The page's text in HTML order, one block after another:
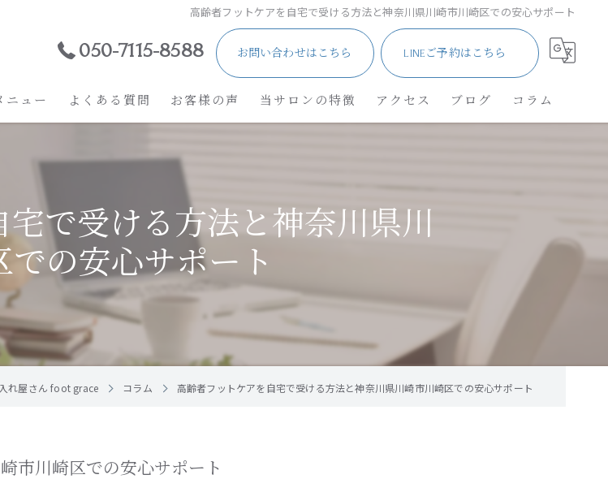
高齢者フットケアを自宅で受ける方法と神奈川県川崎市川崎区での安心サポート
050-7115-8588 お問い合わせはこちら LINEご予約はこちら
ニュー よくある質問 お客様の声 当サロンの特徴
ネイル
リフレクソロジー
アクセス ブログ コラム
で受ける方法と神奈川県川
での安心サポート
れ屋さん foot grace コラム 高齢者フットケアを自宅で受ける方法と神奈川県川崎市川崎区での安心サポート
市川崎区での安心サポート